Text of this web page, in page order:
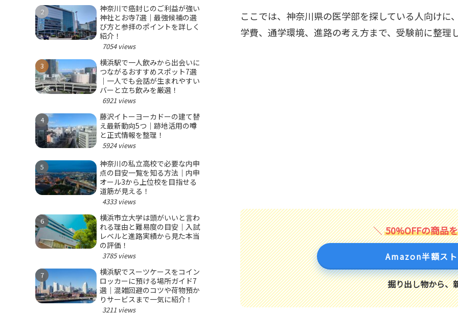
ここでは、神奈川県の医学部を探している人向け
学費、通学環境、進路の考え方まで、受験前に整理
50%OFFの商品
Amazon半額ス
掘り出し物から、
神奈川で癌封じのご利益が強い
神社とお寺7選｜最強候補の選
び方と参拝のポイントを詳しく
紹介！
7054 views
横浜駅で一人飲みから出会いに
つながるおすすめスポット7選
｜一人でも会話が生まれやすい
バーと立ち飲みを厳選！
6921 views
藤沢イトーヨーカドーの建て替
え最新動向5つ｜跡地活用の噂
と正式情報を整理！
5924 views
神奈川の私立高校で必要な内申
点の目安一覧を知る方法｜内申
オール3から上位校を目指せる
道筋が見える！
4333 views
横浜市立大学は頭がいいと言わ
れる理由と難易度の目安｜入試
レベルと進路実績から見た本当
の評価！
3785 views
横浜駅でスーツケースをコイン
ロッカーに預ける場所ガイド7
選｜混雑回避のコツや荷物預か
りサービスまで一気に紹介！
3211 views